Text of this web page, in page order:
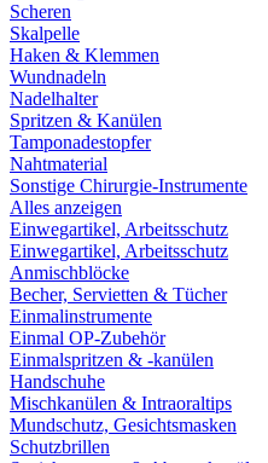
Scheren
Skalpelle
Haken & Klemmen
Wundnadeln
Nadelhalter
Spritzen & Kanülen
Tamponadestopfer
Nahtmaterial
Sonstige Chirurgie-Instrumente
Alles anzeigen
Einwegartikel, Arbeitsschutz
Einwegartikel, Arbeitsschutz
Anmischblöcke
Becher, Servietten & Tücher
Einmalinstrumente
Einmal OP-Zubehör
Einmalspritzen & -kanülen
Handschuhe
Mischkanülen & Intraoraltips
Mundschutz, Gesichtsmasken
Schutzbrillen